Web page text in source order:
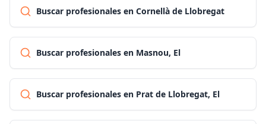
Buscar profesionales en Cornellà de Llobregat
Buscar profesionales en Masnou, El
Buscar profesionales en Prat de Llobregat, El